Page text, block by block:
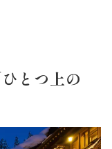
ル・旅館・観光業の事
とつ上の